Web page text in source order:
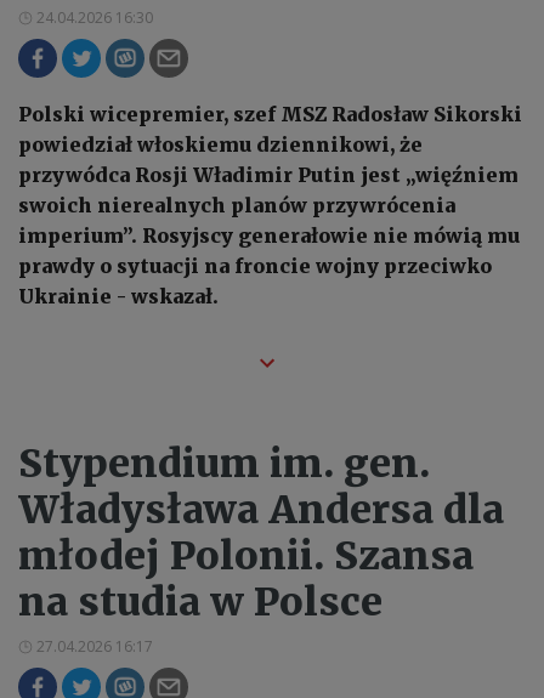
24.04.2026 16:30
Polski wicepremier, szef MSZ Radosław Sikorski
powiedział włoskiemu dziennikowi, że
przywódca Rosji Władimir Putin jest „więźniem
swoich nierealnych planów przywrócenia
imperium”. Rosyjscy generałowie nie mówią mu
prawdy o sytuacji na froncie wojny przeciwko
Ukrainie - wskazał.
Stypendium im. gen.
Władysława Andersa dla
młodej Polonii. Szansa
na studia w Polsce
27.04.2026 16:17